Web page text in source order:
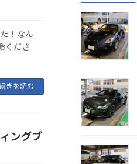
！なん
くださ
きを読む
ングブ